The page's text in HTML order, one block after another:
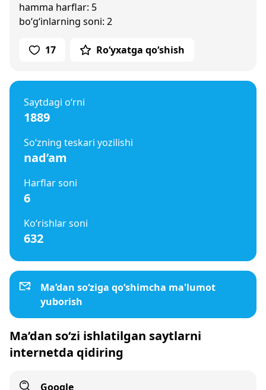
hamma harflar: 5
bo‘g‘inlarning soni: 2
17 Ro‘yxatga qo‘shish
Saytdagi o‘rni
1889
So‘zning teskari yozilishi
nad’am
Harflar soni
6
Ko‘rishlar soni
632
Ma’dan so‘ziga qo‘shimcha ma'lumot
yuborish
Ma’dan so‘zi ishlatilgan saytlarni
internetda qidiring
Google